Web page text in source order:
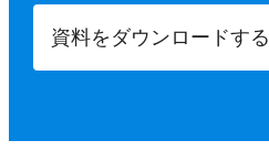
資料をダウンロードする